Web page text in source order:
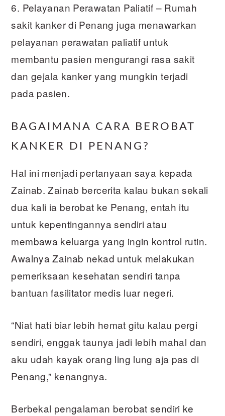
6. Pelayanan Perawatan Paliatif – Rumah
sakit kanker di Penang juga menawarkan
pelayanan perawatan paliatif untuk
membantu pasien mengurangi rasa sakit
dan gejala kanker yang mungkin terjadi
pada pasien.
BAGAIMANA CARA BEROBAT
KANKER DI PENANG?
Hal ini menjadi pertanyaan saya kepada
Zainab. Zainab bercerita kalau bukan sekali
dua kali ia berobat ke Penang, entah itu
untuk kepentingannya sendiri atau
membawa keluarga yang ingin kontrol rutin.
Awalnya Zainab nekad untuk melakukan
pemeriksaan kesehatan sendiri tanpa
bantuan fasilitator medis luar negeri.
“Niat hati biar lebih hemat gitu kalau pergi
sendiri, enggak taunya jadi lebih mahal dan
aku udah kayak orang ling lung aja pas di
Penang,” kenangnya.
Berbekal pengalaman berobat sendiri ke